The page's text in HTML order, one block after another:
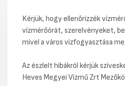
Kérjük, hogy ellenőrizzék
vízmérőórát, szerelvényeket,
mivel a város vízfogyasztása
Az észlelt hibákról kérjük
Heves Megyei Vízmű Zrt